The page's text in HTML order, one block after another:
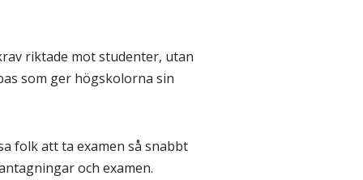
riktade mot studenter, utan
som ger högskolorna sin
folk att ta examen så snabbt
och examen.